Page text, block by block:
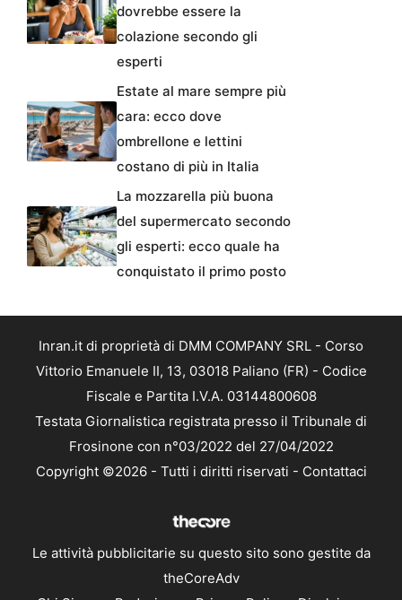
dovrebbe essere la
colazione secondo gli
esperti
Estate al mare sempre più
cara: ecco dove
ombrellone e lettini
costano di più in Italia
La mozzarella più buona
del supermercato secondo
gli esperti: ecco quale ha
conquistato il primo posto
Inran.it di proprietà di DMM COMPANY SRL - Corso
Vittorio Emanuele II, 13, 03018 Paliano (FR) - Codice
Fiscale e Partita I.V.A. 03144800608
Testata Giornalistica registrata presso il Tribunale di
Frosinone con n°03/2022 del 27/04/2022
Copyright ©2026 - Tutti i diritti riservati - Contattaci
Le attività pubblicitarie su questo sito sono gestite da
theCoreAdv